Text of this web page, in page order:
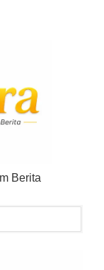
Berita